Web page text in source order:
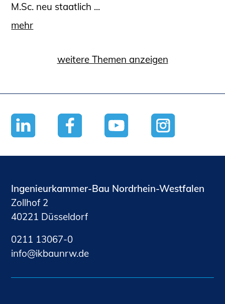
M.Sc. neu staatlich ...
mehr
weitere Themen anzeigen
Ingenieurkammer-Bau Nordrhein-Westfalen
Zollhof 2
40221 Düsseldorf
0211 13067-0
nf
kb nrwd